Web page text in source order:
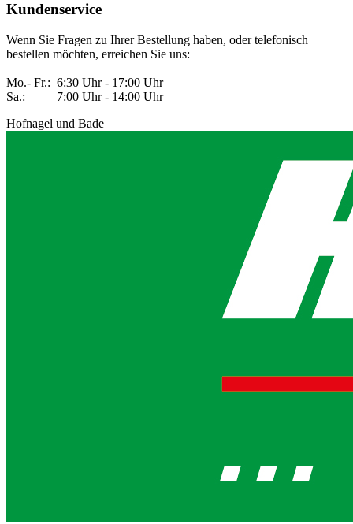
Kundenservice
Wenn Sie Fragen zu Ihrer Bestellung haben, oder telefonisch
bestellen möchten, erreichen Sie uns:
Mo.- Fr.: 6:30 Uhr - 17:00 Uhr
Sa.: 7:00 Uhr - 14:00 Uhr
Hofnagel und Bade